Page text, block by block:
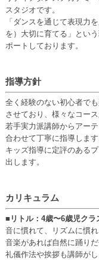
スタジオです。
「ダンスを通じて表現力
を）大切に育てる」とい
ポートしております。
指導方針
全く経験のない初心者で
させており、様々なコー
若手実力派講師からアー
合わせて丁寧に指導します
キッズ指導に定評のある
出します。
カリキュラム
■リトル：4歳〜6歳児クラ
音に慣れて、リズムに慣れ
音楽があれば自然に踊り
礼儀作法や挨拶も講師が